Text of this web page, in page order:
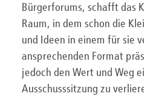
Bürgerforums, schafft das
Raum, in dem schon die
und Ideen in einem für sie
ansprechenden Format
jedoch den Wert und Weg
Ausschusssitzung zu